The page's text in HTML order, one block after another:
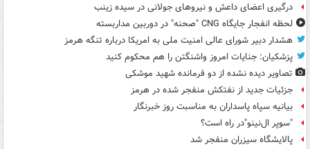
درگیری اعضای داعش و نیروهای جولانی در سیده زینب
لحظه انفجار جایگاه CNG "صحنه" در دوربین مداربسته
هشدار دبیر شورای عالی امنیت ملی به امریکا درباره تنگه هرمز
پزشکیان: جنایات امروز واشنگتن را هم محکوم کنید
تصاویر دیده‌ نشده از دو فرمانده شهید موشکی
جزئیات جدید از نفتکش منفجر شده در هرمز
بیانیه سپاه پاسداران به مناسبت روز خبرنگار
"سوپر ال‌نینو"در راه است؟
پالایشگاه سیزران منفجر شد